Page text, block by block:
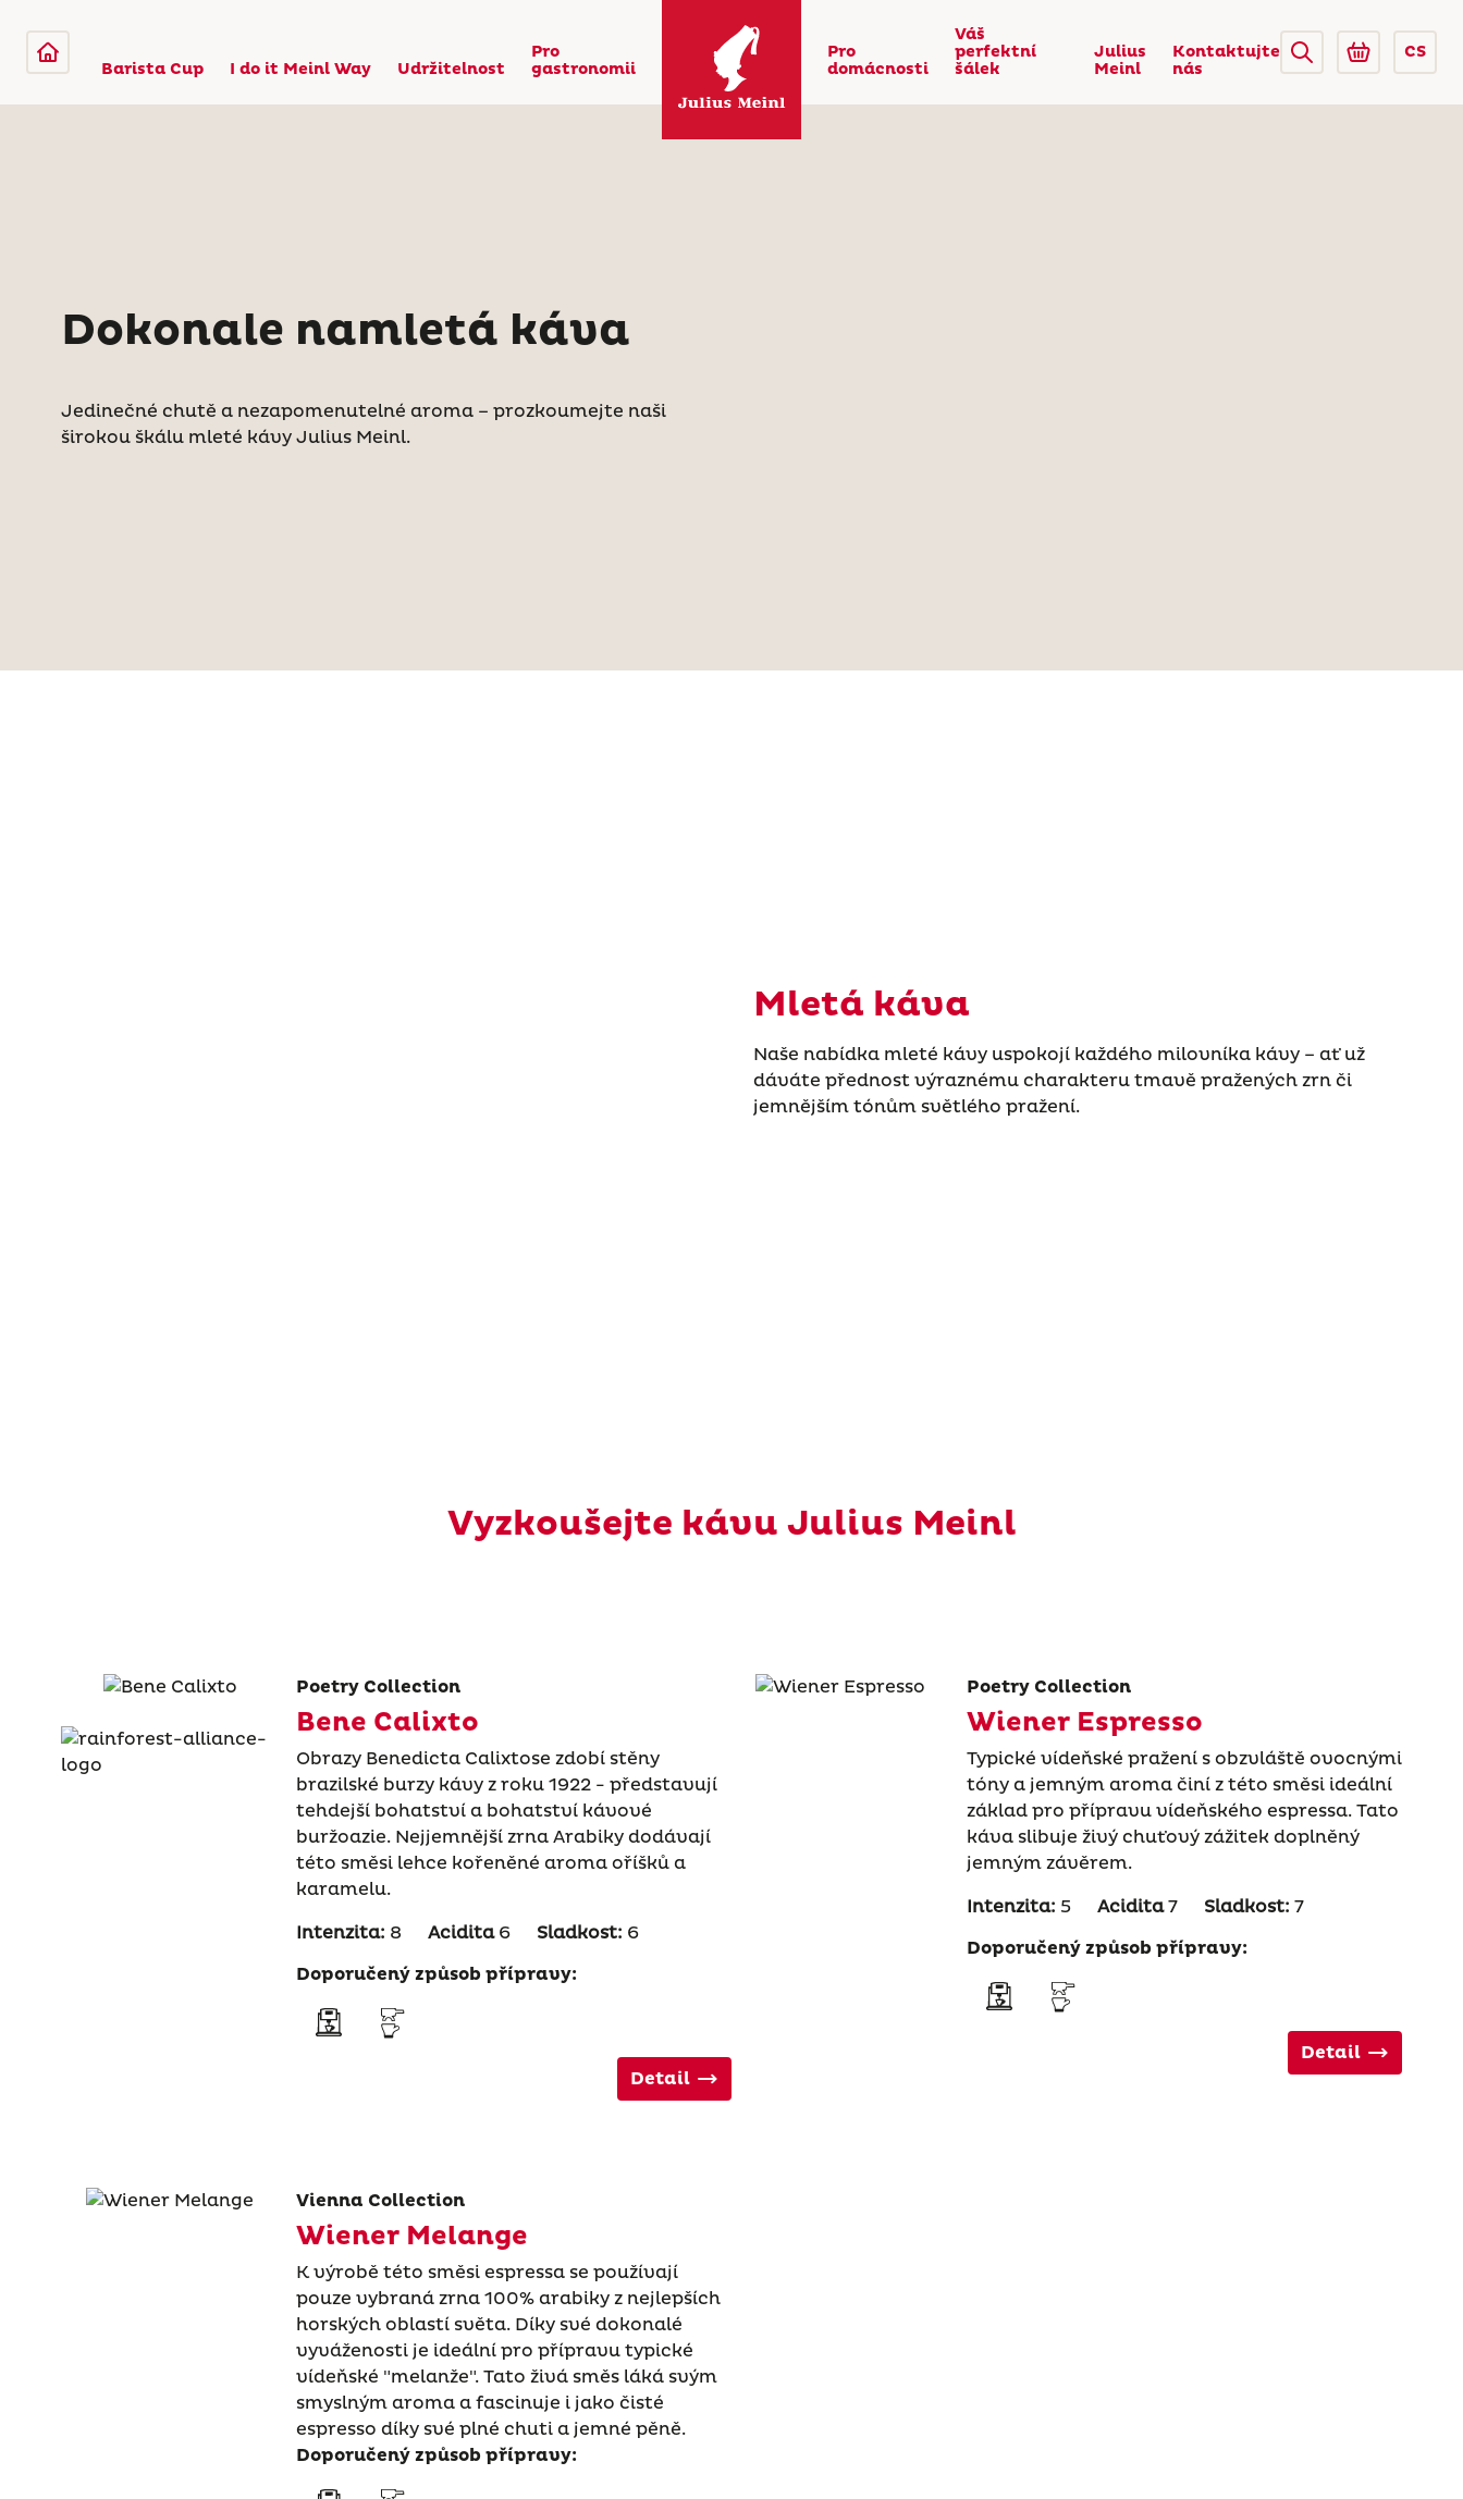
Barista Cup I do it Meinl Way Udržitelnost
Pro
gastronomii
Pro
domácnosti
Váš
perfektní
šálek
Julius
Meinl
Kontaktujte
nás
CS
Dokonale namletá káva
Jedinečné chutě a nezapomenutelné aroma – prozkoumejte naši
širokou škálu mleté kávy Julius Meinl.
Mletá káva
Naše nabídka mleté kávy uspokojí každého milovníka kávy – ať už
dáváte přednost výraznému charakteru tmavě pražených zrn či
jemnějším tónům světlého pražení.
Vyzkoušejte kávu Julius Meinl
Poetry Collection
Bene Calixto
Obrazy Benedicta Calixtose zdobí stěny
brazilské burzy kávy z roku 1922 - představují
tehdejší bohatství a bohatství kávové
buržoazie. Nejjemnější zrna Arabiky dodávají
této směsi lehce kořeněné aroma oříšků a
karamelu.
Intenzita: 8 Acidita6 Sladkost: 6
Doporučený způsob přípravy:
Detail
Poetry Collection
Wiener Espresso
Typické vídeňské pražení s obzvláště ovocnými
tóny a jemným aroma činí z této směsi ideální
základ pro přípravu vídeňského espressa. Tato
káva slibuje živý chuťový zážitek doplněný
jemným závěrem.
Intenzita: 5 Acidita7 Sladkost: 7
Doporučený způsob přípravy:
Detail
Vienna Collection
Wiener Melange
K výrobě této směsi espressa se používají
pouze vybraná zrna 100% arabiky z nejlepších
horských oblastí světa. Díky své dokonalé
vyváženosti je ideální pro přípravu typické
vídeňské "melanže". Tato živá směs láká svým
smyslným aroma a fascinuje i jako čisté
espresso díky své plné chuti a jemné pěně.
Doporučený způsob přípravy: